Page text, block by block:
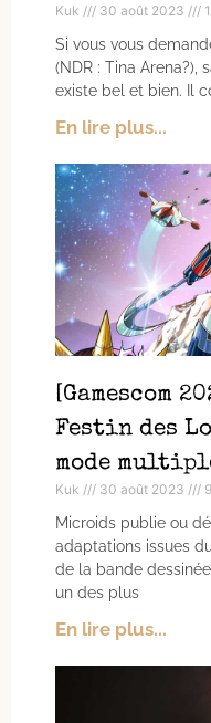
Kuk 30 août 2023
Si vous vous
(NDR : Tina Arena?),
existe bel et bien. Il
En lire plus...
[Gamescom
Festin des
mode
Kuk 30 août 2023
Microids publie ou
adaptations issues
de la bande
un des plus
En lire plus...